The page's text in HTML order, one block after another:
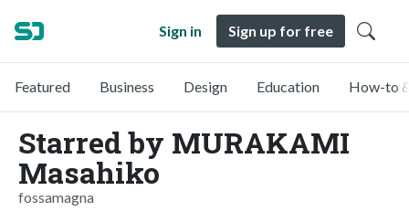
Sign in Sign up for free
Featured Business Design Education How-to
Starred by MURAKAMI
Masahiko
fossamagna